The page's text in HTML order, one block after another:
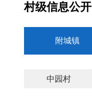
村级信息公开
附城镇
中园村